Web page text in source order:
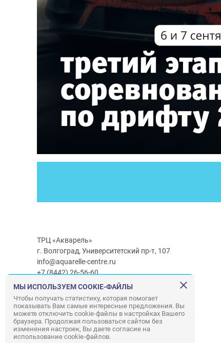
ТРЦ «Акварель»
г. Волгоград, Университетский пр-т, 107
info@aquarelle-centre.ru
+7 (8442) 26-56-60
Часы работы ТРЦ: с 10:00 до 22:00
Часы работы г/м Ашан:с 08:00 до 23:00
Часы работыг/мЛемана ПРО:с 08:00 до 22:00
Правила посещения ТРЦ «Акварель»
МЫ ИСПОЛЬЗУЕМ COOKIE-ФАЙЛЫ
Чтобы получать статистику, которая помогает
показывать Вам самые интересные предложения. Вы
можете отключить cookie-файлы в настройках Вашего
браузера. Продолжая пользоваться сайтом без
изменения настроек, Вы даете согласие на
использование cookie-файлов.